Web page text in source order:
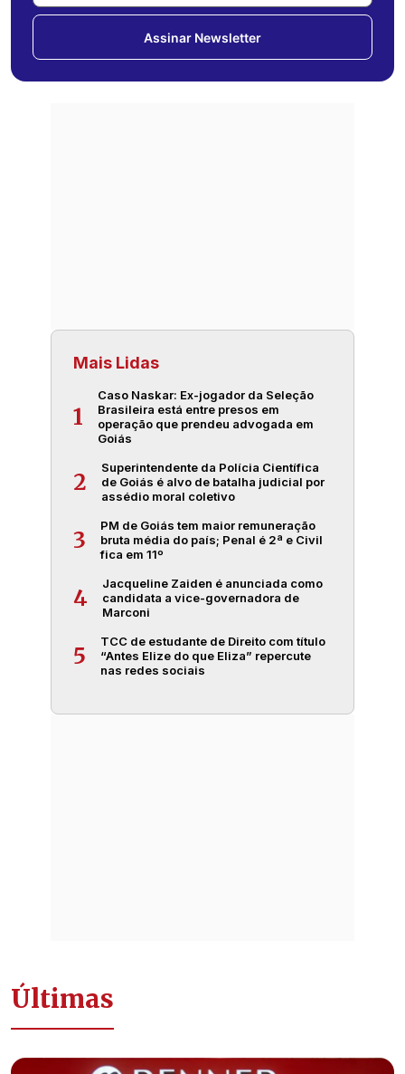
Assinar Newsletter
Mais Lidas
1
Caso Naskar: Ex-jogador da Seleção
Brasileira está entre presos em
operação que prendeu advogada em
Goiás
2
Superintendente da Polícia Científica
de Goiás é alvo de batalha judicial por
assédio moral coletivo
3
PM de Goiás tem maior remuneração
bruta média do país; Penal é 2ª e Civil
fica em 11º
4
Jacqueline Zaiden é anunciada como
candidata a vice-governadora de
Marconi
5
TCC de estudante de Direito com título
“Antes Elize do que Eliza” repercute
nas redes sociais
Últimas